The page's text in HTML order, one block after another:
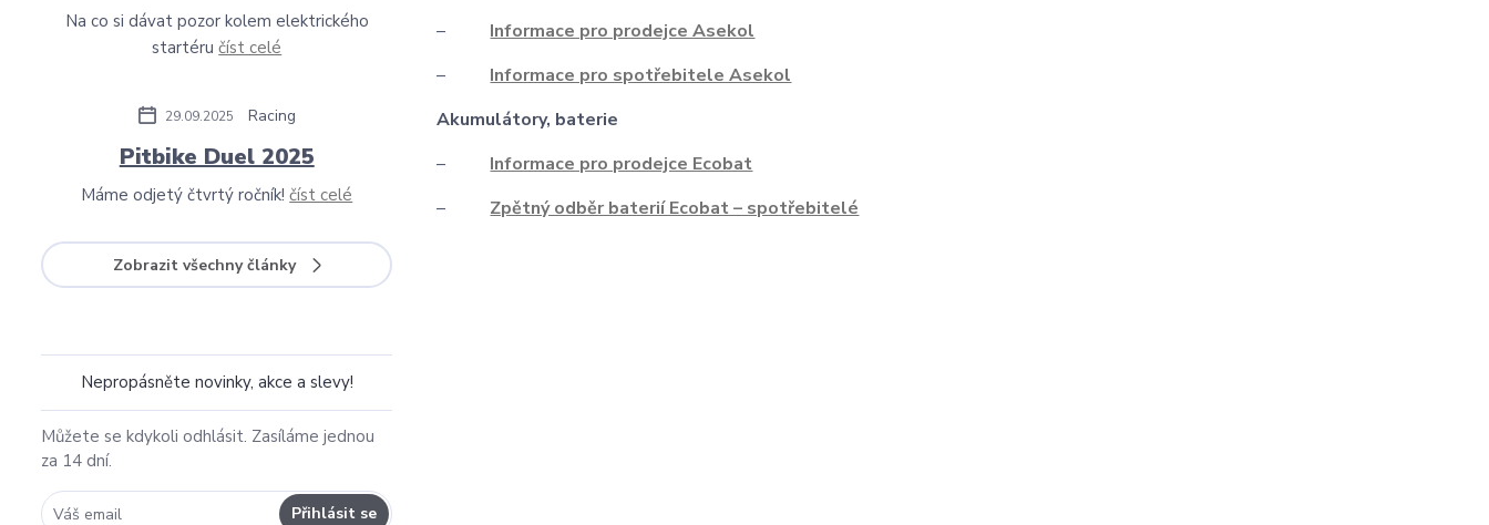
Na co si dávat pozor kolem elektrického
startéručíst celé
29.09.2025 Racing
Pitbike Duel 2025
Máme odjetý čtvrtý ročník!číst celé
Zobrazit všechny články
Nepropásněte novinky, akce a slevy!
Můžete se kdykoli odhlásit. Zasíláme jednou
za 14 dní.
Přihlásit se
– Informace pro prodejce Asekol
– Informace pro spotřebitele Asekol
Akumulátory, baterie
– Informace pro prodejce Ecobat
– Zpětný odběr baterií Ecobat – spotřebitelé